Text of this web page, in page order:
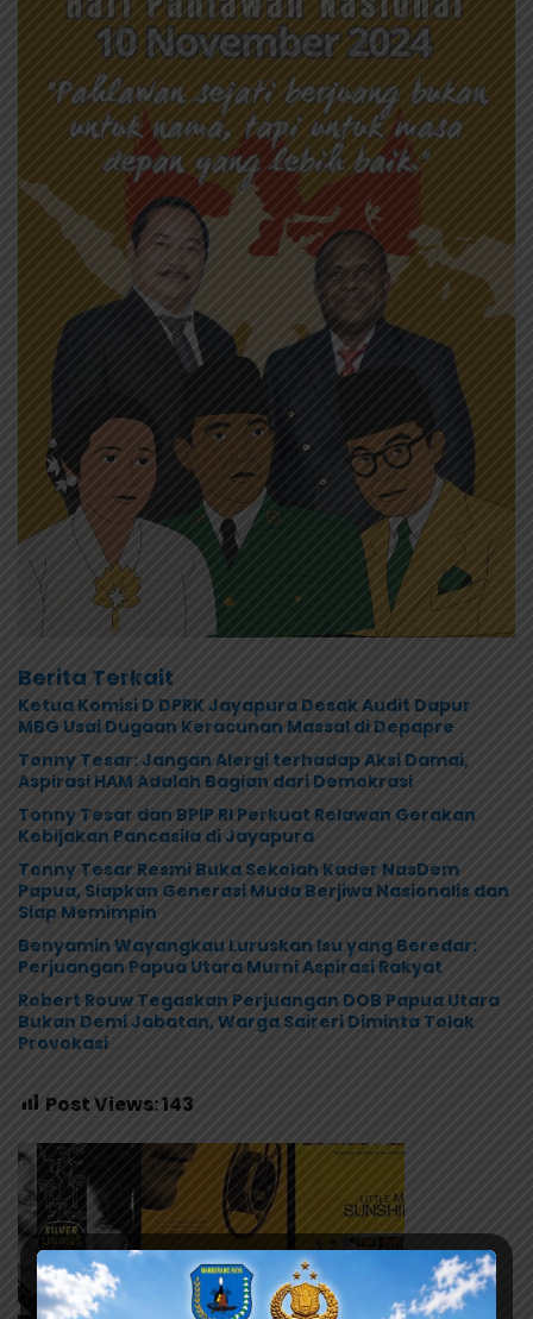
Berita Terkait
Ketua Komisi D DPRK Jayapura Desak Audit Dapur
MBG Usai Dugaan Keracunan Massal di Depapre
Tonny Tesar: Jangan Alergi terhadap Aksi Damai,
Aspirasi HAM Adalah Bagian dari Demokrasi
Tonny Tesar dan BPIP RI Perkuat Relawan Gerakan
Kebijakan Pancasila di Jayapura
Tonny Tesar Resmi Buka Sekolah Kader NasDem
Papua, Siapkan Generasi Muda Berjiwa Nasionalis dan
Siap Memimpin
Benyamin Wayangkau Luruskan Isu yang Beredar:
Perjuangan Papua Utara Murni Aspirasi Rakyat
Robert Rouw Tegaskan Perjuangan DOB Papua Utara
Bukan Demi Jabatan, Warga Saireri Diminta Tolak
Provokasi
Post Views:143